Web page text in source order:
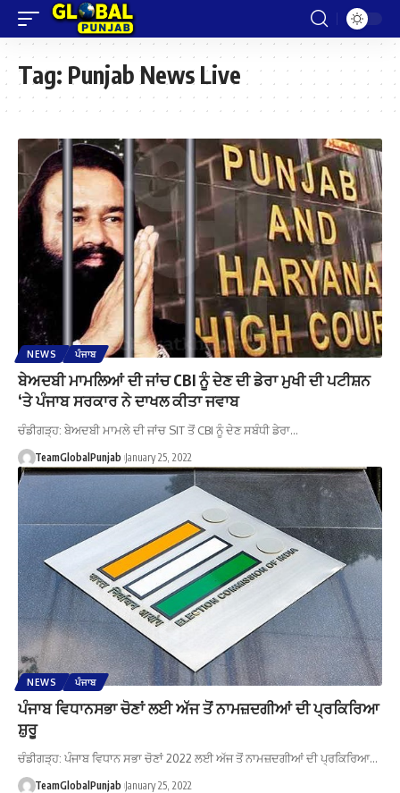
Tag: Punjab News Live
NEWS ਪੰਜਾਬ
ਬੇਅਦਬੀ ਮਾਮਲਿਆਂ ਦੀ ਜਾਂਚ CBI ਨੂੰ ਦੇਣ ਦੀ ਡੇਰਾ ਮੁਖੀ ਦੀ ਪਟੀਸ਼ਨ
‘ਤੇ ਪੰਜਾਬ ਸਰਕਾਰ ਨੇ ਦਾਖਲ ਕੀਤਾ ਜਵਾਬ
ਚੰਡੀਗੜ੍ਹ: ਬੇਅਦਬੀ ਮਾਮਲੇ ਦੀ ਜਾਂਚ SIT ਤੋਂ CBI ਨੂੰ ਦੇਣ ਸਬੰਧੀ ਡੇਰਾ…
TeamGlobalPunjab January 25, 2022
NEWS ਪੰਜਾਬ
ਪੰਜਾਬ ਵਿਧਾਨਸਭਾ ਚੋਣਾਂ ਲਈ ਅੱਜ ਤੋਂ ਨਾਮਜ਼ਦਗੀਆਂ ਦੀ ਪ੍ਰਕਿਰਿਆ
ਸ਼ੁਰੂ
ਚੰਡੀਗੜ੍ਹ: ਪੰਜਾਬ ਵਿਧਾਨ ਸਭਾ ਚੋਣਾਂ 2022 ਲਈ ਅੱਜ ਤੋਂ ਨਾਮਜ਼ਦਗੀਆਂ ਦੀ ਪ੍ਰਕਿਰਿਆ…
TeamGlobalPunjab January 25, 2022